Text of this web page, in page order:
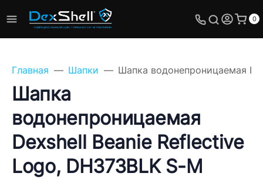
0
Главная Шапки Шапка водонепроницаемая
Шапка
водонепроницаемая
Dexshell Beanie Reflective
Logo, DH373BLK S-M
Задайте свой вопрос,
мы обязательно
Имя